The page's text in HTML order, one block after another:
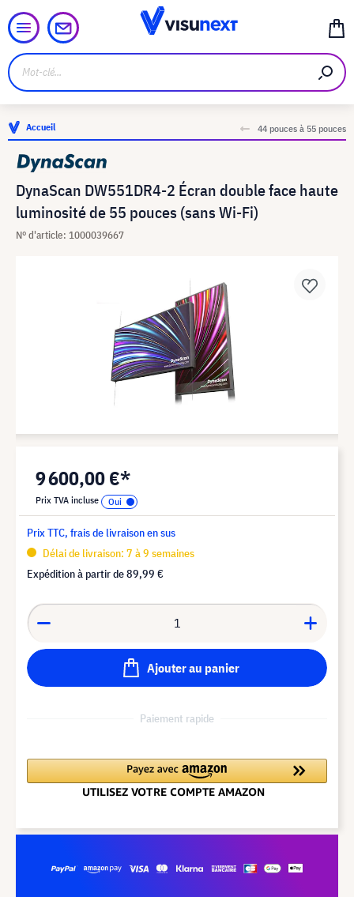
Accueil 44 pouces à 55 pouces
DynaScan DW551DR4-2 Écran double face haute
luminosité de 55 pouces (sans Wi-Fi)
N° d'article: 1000039667
9 600,00 €*
Prix TVA incluse
Prix TTC, frais de livraison en sus
Délai de livraison: 7 à 9 semaines
Expédition à partir de89,99 €
Ajouter au panier
Paiement rapide